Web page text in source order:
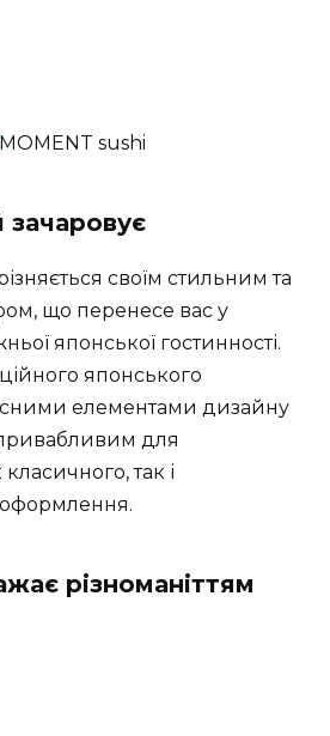
зачаровує
своїм стильним та
що перенесе вас у
японської гостинності.
японського
елементами дизайну
для
так і
різноманіттям